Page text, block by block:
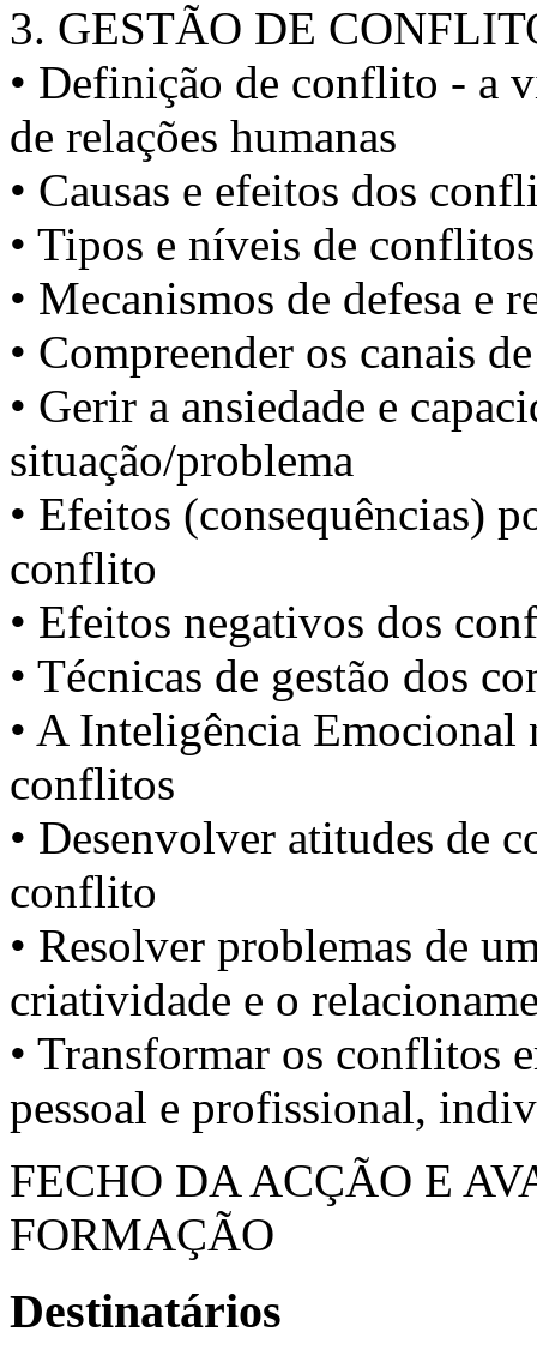
3. GESTÃO DE
• Definição de conflito - a
de relações humanas
• Causas e efeitos dos
• Tipos e níveis de conflitos
• Mecanismos de defesa e
• Compreender os canais
• Gerir a ansiedade e
situação/problema
• Efeitos (consequências)
conflito
• Efeitos negativos dos
• Técnicas de gestão dos
• A Inteligência Emocional
conflitos
• Desenvolver atitudes de
conflito
• Resolver problemas de
criatividade e o
• Transformar os conflitos
pessoal e profissional,
FECHO DA ACÇÃO E
FORMAÇÃO
Destinatários